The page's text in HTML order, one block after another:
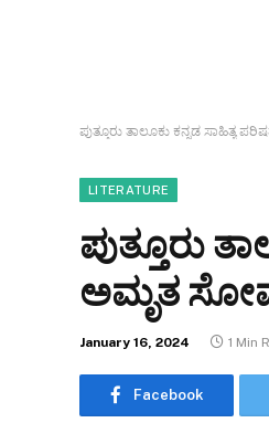
ಪುತ್ತೂರು ತಾಲೂಕು ಕನ್ನಡ ಸಾಹಿತ್ಯ
LITERATURE
ಪುತ್ತೂರು
ಅಮೃತ
January 16, 2024 1 Min
Facebook